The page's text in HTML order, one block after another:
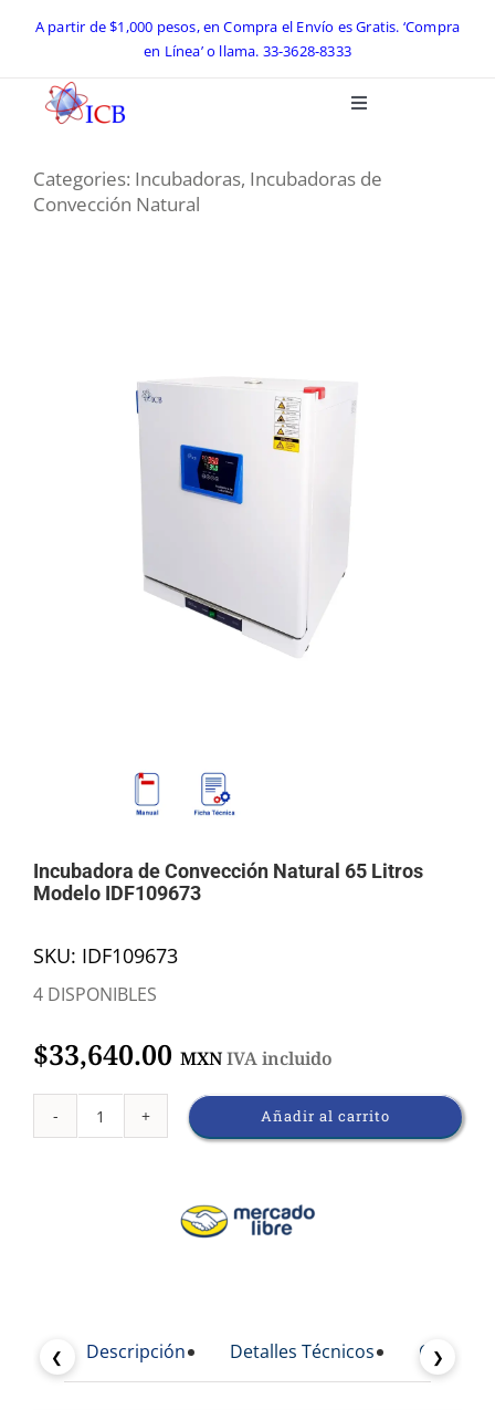
content
A partir de $1,000 pesos, en Compra el Envío es Gratis. ‘Compra
en Línea’ o llama. 33-3628-8333
Toggle
Categories: Incubadoras, Incubadoras de
Convección Natural
Incubadora de Convección Natural 65 Litros
Modelo IDF109673
SKU: IDF109673
4 DISPONIBLES
$33,640.00 MXNIVA incluido
Incubadora
Convección
IDF109673
Añadir al carrito
Descripción Detalles Técnicos
❮ ❯